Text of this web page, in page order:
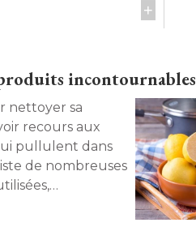
+
incontournables
recours aux
pullulent dans
de nombreuses